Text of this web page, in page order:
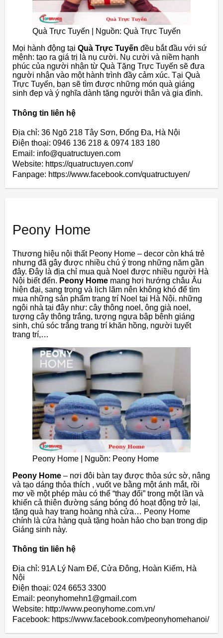
Quà Trực Tuyến | Nguồn: Quà Trực Tuyến
Mọi hành động tại Quà Trực Tuyến đều bắt đầu với sứ
mệnh: tạo ra giá trị là nụ cười. Nụ cười và niềm hạnh
phúc của người nhận từ Quà Tặng Trực Tuyến sẽ đưa
người nhận vào một hành trình đầy cảm xúc. Tại Quà
Trực Tuyến, bạn sẽ tìm được những món quà giáng
sinh đẹp và ý nghĩa dành tặng người thân và gia đình.
Thông tin liên hệ
Địa chỉ: 36 Ngõ 218 Tây Sơn, Đống Đa, Hà Nội
Điện thoại: 0946 136 218 & 0974 183 180
Email: info@quatructuyen.com
Website: https://quatructuyen.com/
Fanpage: https://www.facebook.com/quatructuyen/
Peony Home
Thương hiệu nội thất Peony Home – decor còn khá trẻ
nhưng đã gây được nhiều chú ý trong những năm gần
đây. Đây là địa chỉ mua quà Noel được nhiều người Hà
Nội biết đến. Peony Home mang hơi hướng châu Âu
hiện đại, sang trọng và lịch lãm nên không khó để tìm
mua những sản phẩm trang trí Noel tại Hà Nội. những
ngôi nhà tại đây như: cây thông noel, ông già noel,
tượng cây thông trắng, tượng ngựa bập bênh giáng
sinh, chú sóc trắng trang trí khăn hồng, người tuyết
trang trí,…
Peony Home | Nguồn: Peony Home
Peony Home – nơi đôi bàn tay được thỏa sức sờ, nâng
và tạo dáng thỏa thích , vuốt ve bằng một ánh mắt, rồi
mơ về một phép màu có thể “thay đổi” trong một lần và
khiến cả thiên đường sáng bóng đó hoạt động trở lại,
tặng quà hay trang hoàng nhà cửa… Peony Home
chính là cửa hàng quà tặng hoàn hảo cho bạn trong dịp
Giáng sinh này.
Thông tin liên hệ
Địa chỉ: 91A Lý Nam Đế, Cửa Đông, Hoàn Kiếm, Hà
Nội
Điện thoại: 024 6653 3300
Email: peonyhomehn1@gmail.com
Website: http://www.peonyhome.com.vn/
Facebook: https://www.facebook.com/peonyhomehanoi/